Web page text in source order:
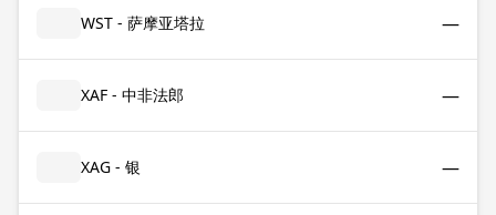
WST - 萨摩亚塔拉 —
XAF - 中非法郎 —
XAG - 银 —